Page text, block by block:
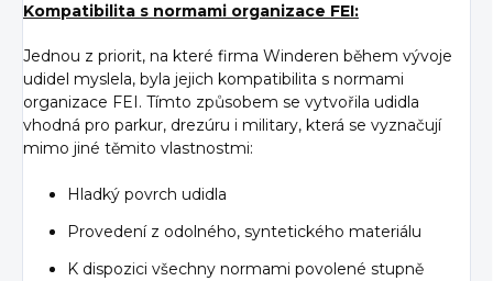
Kompatibilita s normami organizace FEI:
Jednou z priorit, na které firma Winderen během vývoje
udidel myslela, byla jejich kompatibilita s normami
organizace FEI. Tímto způsobem se vytvořila udidla
vhodná pro parkur, drezúru i military, která se vyznačují
mimo jiné těmito vlastnostmi:
Hladký povrch udidla
Provedení z odolného, syntetického materiálu
K dispozici všechny normami povolené stupně